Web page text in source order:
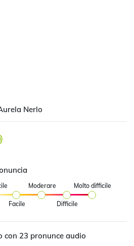
Nerlo
Facile
Moderare
Difficile
Molto difficile
con 23 pronunce audio